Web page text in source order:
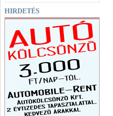
HIRDETÉS